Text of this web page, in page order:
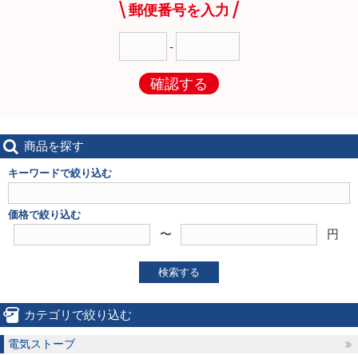
郵便番号を入力
-
確認する
商品を探す
キーワードで絞り込む
価格で絞り込む
〜 円
検索する
カテゴリで絞り込む
電気ストーブ